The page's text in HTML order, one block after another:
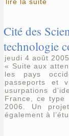
Cité des
technologie
jeudi 4 août
« Suite aux
les pays
passeports et
usurpations
France, ce
2006. Un
également à